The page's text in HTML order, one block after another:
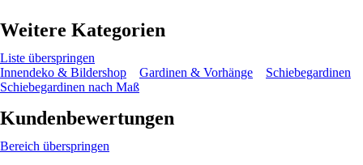
Weitere Kategorien
Liste überspringen
Innendeko & Bildershop
Gardinen & Vorhänge
Schiebegardinen
Schiebegardinen nach Maß
Kundenbewertungen
Bereich überspringen